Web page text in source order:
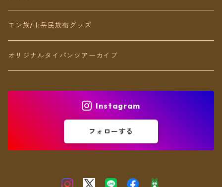
ブレスレット
アンクレット
モン族/山岳民族布グッズ
オリジナルタイパンツアーカイブ
Instagram
フォローする